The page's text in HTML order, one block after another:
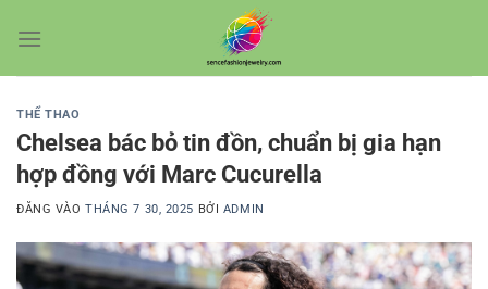
qua
THỂ THAO
Chelsea bác bỏ tin đồn, chuẩn bị gia hạn
hợp đồng với Marc Cucurella
ĐĂNG VÀOTHÁNG 7 30, 2025 BỞI ADMIN